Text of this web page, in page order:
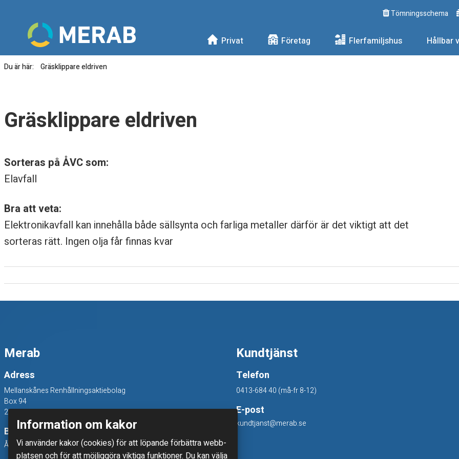
Tömningsschema
Mellanskånes Renhållnings AB
Privat Företag Flerfamiljshus Hållbar
Du är här: Gräsklippare eldriven
r
ä
s
k
p
p
a
e
e
d
Gräsklippare eldriven
Sorteras på ÅVC som:
Elavfall
Bra att veta:
Elektronikavfall kan innehålla både sällsynta och farliga metaller därför är det viktigt att det
sorteras rätt. Ingen olja får finnas kvar
Merab
Adress
Mellanskånes Renhållningsaktiebolag
Box 94
241 22 Eslöv
Besöksadress
Åkerivägen 3, 241 38 Eslöv
Kundtjänst
Telefon
0413-684 40 (må-fr 8-12)
E-post
kundtjanst@merab.se
Information om kakor
Vi använder kakor (cookies) för att löpande förbättra webb­
platsen och för att möjlig­göra viktiga funktioner. Du kan välja